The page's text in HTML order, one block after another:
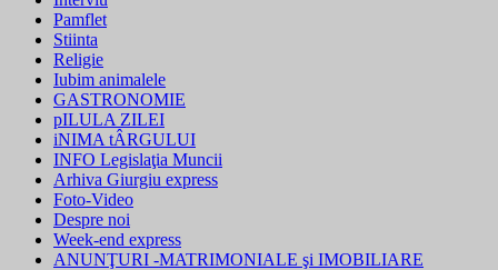
Pamflet
Stiinta
Religie
Iubim animalele
GASTRONOMIE
pILULA ZILEI
iNIMA tÂRGULUI
INFO Legislaţia Muncii
Arhiva Giurgiu express
Foto-Video
Despre noi
Week-end express
ANUNŢURI -MATRIMONIALE şi IMOBILIARE